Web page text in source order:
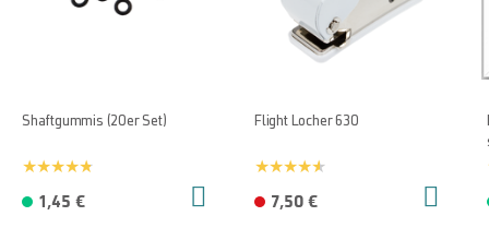
Shaftgummis (20er Set)
1,45 €
Flight Locher 630
7,50 €